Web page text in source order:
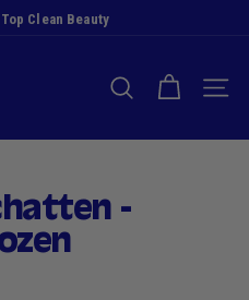
Clean Beauty
SUCHE NACH
-